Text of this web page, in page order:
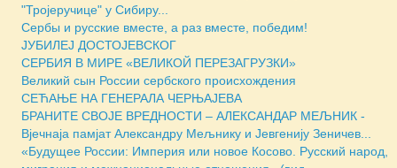
"Тројеручице" у Сибиру...
Сербы и русские вместе, а раз вместе, победим!
ЈУБИЛЕЈ ДОСТОЈЕВСКОГ
СЕРБИЯ В МИРЕ «ВЕЛИКОЙ ПЕРЕЗАГРУЗКИ»
Великий сын России сербского происхождения
СЕЋАЊЕ НА ГЕНЕРАЛА ЧЕРЊАЈЕВА
БРАНИТЕ СВОЈЕ ВРЕДНОСТИ – АЛЕКСАНДАР МЕЉНИК -
Вјечнаја памјат Александру Мељнику и Јевгенију Зеничев...
«Будущее России: Империя или новое Косово. Русский народ,